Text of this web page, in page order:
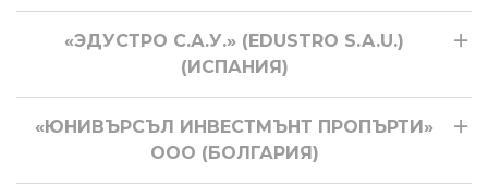
«ЭДУСТРО С.А.У.» (EDUSTRO S.A.U.)
(ИСПАНИЯ)
«ЮНИВЪРСЪЛ ИНВЕСТМЪНТ ПРОПЪРТИ»
ООО (БОЛГАРИЯ)